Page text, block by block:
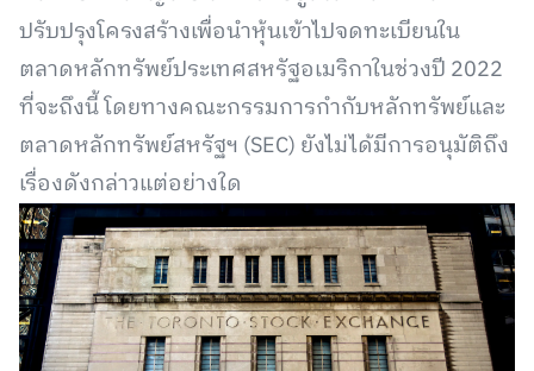
ปรับปรุงโครงสร้างเพื่อนำหุ้นเข้าไปจดทะเบียนใน
ตลาดหลักทรัพย์ประเทศสหรัฐอเมริกาในช่วงปี 2022
ที่จะถึงนี้ โดยทางคณะกรรมการกำกับหลักทรัพย์และ
ตลาดหลักทรัพย์สหรัฐฯ (SEC) ยังไม่ได้มีการอนุมัติถึง
เรื่องดังกล่าวแต่อย่างใด